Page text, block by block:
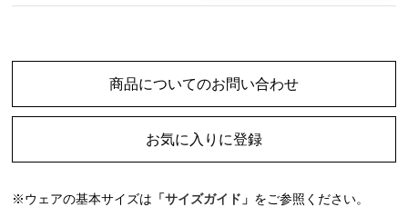
商品についてのお問い合わせ
お気に入りに登録
※ウェアの基本サイズは 「サイズガイド」 をご参照ください。